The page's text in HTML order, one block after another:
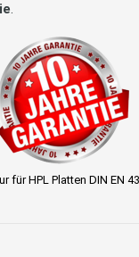
.
für HPL Platten DIN EN